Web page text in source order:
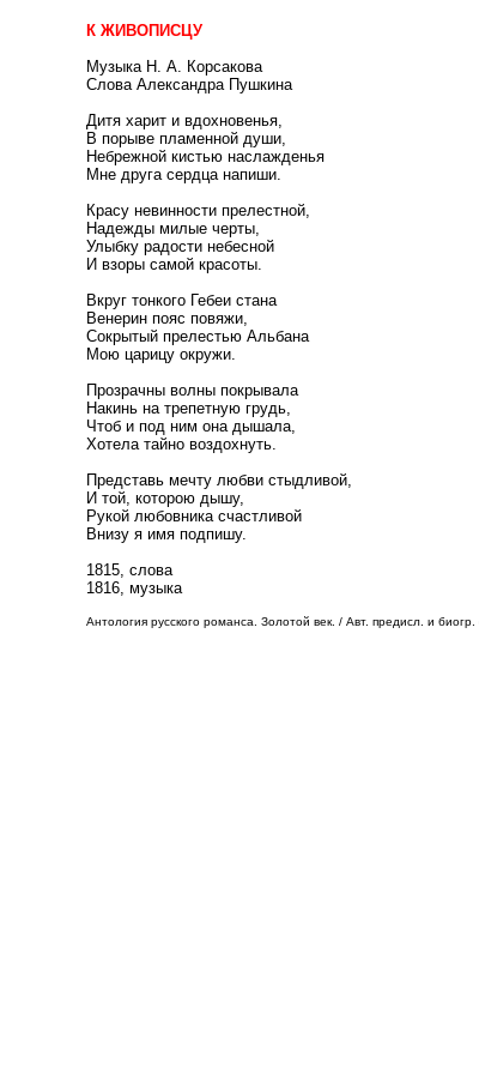
К ЖИВОПИСЦУ
Музыка Н. А. Корсакова
Слова Александра Пушкина
Дитя харит и вдохновенья,
В порыве пламенной души,
Небрежной кистью наслажденья
Мне друга сердца напиши.
Красу невинности прелестной,
Надежды милые черты,
Улыбку радости небесной
И взоры самой красоты.
Вкруг тонкого Гебеи стана
Венерин пояс повяжи,
Сокрытый прелестью Альбана
Мою царицу окружи.
Прозрачны волны покрывала
Накинь на трепетную грудь,
Чтоб и под ним она дышала,
Хотела тайно воздохнуть.
Представь мечту любви стыдливой,
И той, которою дышу,
Рукой любовника счастливой
Внизу я имя подпишу.
1815, слова
1816, музыка
Антология русского романса. Золотой век. / Авт. предисл. и